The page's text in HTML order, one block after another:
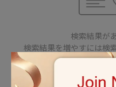
検索結果が
検索結果を増やすには検